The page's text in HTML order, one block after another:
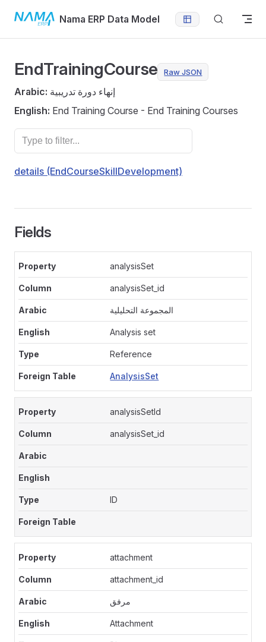
Skip to contentNama ERP Data Model
EndTrainingCourse Raw JSON
Arabic: إنهاء دورة تدريبية
English: End Training Course - End Training Courses
details (EndCourseSkillDevelopment)
Fields
analysisSet
analysisSet_id
المجموعة التحليلية
Analysis set
Reference
AnalysisSet
analysisSetId
analysisSet_id
ID
attachment
attachment_id
مرفق
Attachment